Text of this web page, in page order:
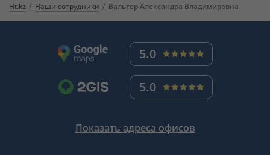
Ht.kz Наши сотрудники Вальтер Александра Владимировна
5.0
5.0
Показать адреса офисов